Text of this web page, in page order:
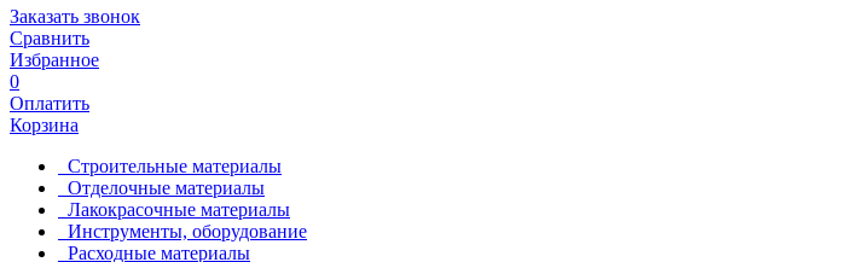
Заказать звонок
Сравнить
Избранное
0
Оплатить
Корзина
Строительные материалы
Отделочные материалы
Лакокрасочные материалы
Инструменты, оборудование
Расходные материалы